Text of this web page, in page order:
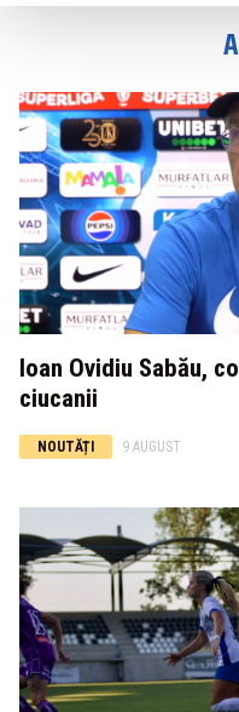
Ioan Ovidiu Sabău,
ciucanii
NOUTĂȚI 9 AUGUST